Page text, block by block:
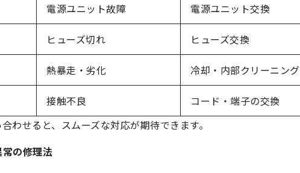
電源ユニット故障 電源ユニット交換
ヒューズ切れ ヒューズ交換
熱暴走・劣化 冷却・内部クリーニング
接触不良
コード・端子の交換
わせると、スムーズな対応が期待できます。
の修理法